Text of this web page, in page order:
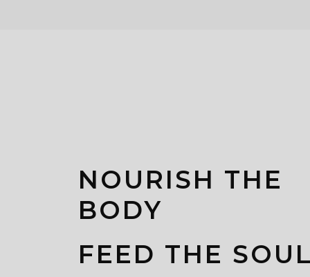
NOURISH THE
BODY
FEED THE